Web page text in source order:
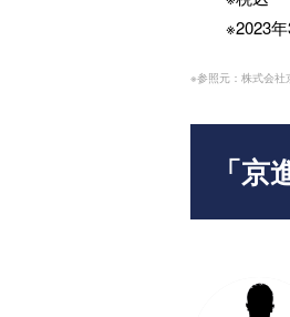
※2023
※参照元：株式会社
「